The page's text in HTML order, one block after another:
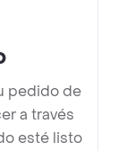
pedido de
a través
esté listo